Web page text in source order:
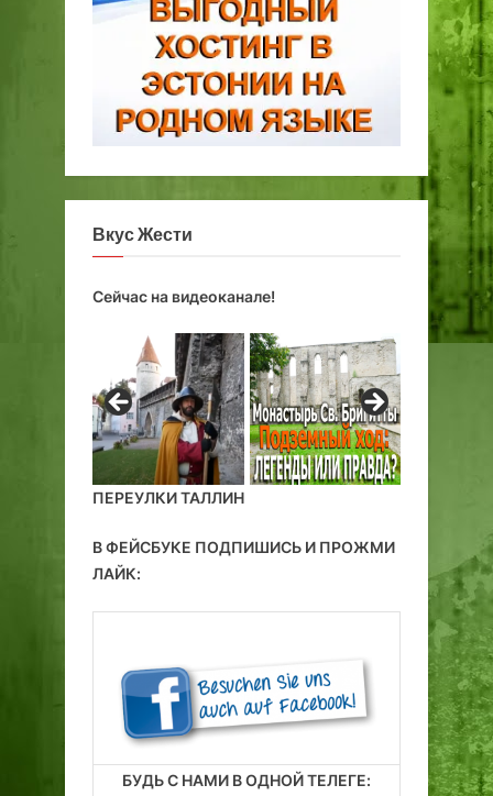
Вкус Жести
Сейчас на видеоканале!
ПЕРЕУЛКИ ТАЛЛИН
В ФЕЙСБУКЕ ПОДПИШИСЬ И ПРОЖМИ
ЛАЙК:
БУДЬ С НАМИ В ОДНОЙ ТЕЛЕГЕ: